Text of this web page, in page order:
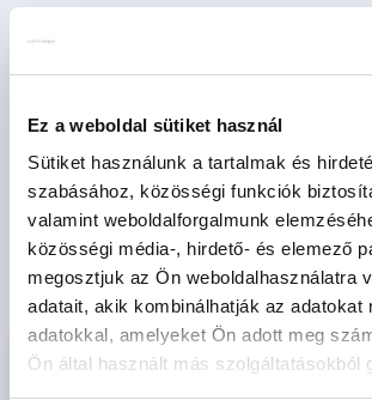
Ez a weboldal sütiket használ
Sütiket használunk a tartalmak és
szabásához, közösségi funkciók
valamint weboldalforgalmunk
közösségi média-, hirdető- és elemező
megosztjuk az Ön weboldalhasználatra
adatait, akik kombinálhatják az adatokat
adatokkal, amelyeket Ön adott meg
Ön által használt más szolgáltatásokból